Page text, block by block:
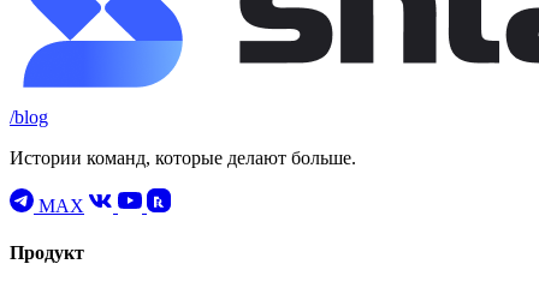
/blog
Истории команд, которые делают больше.
MAX
Продукт